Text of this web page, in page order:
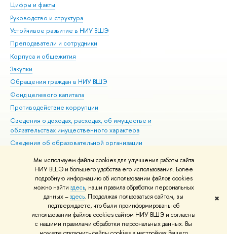
Мы используем файлы cookies для улучшения работы сайта
НИУ ВШЭ и большего удобства его использования. Более
подробную информацию об использовании файлов cookies
можно найти здесь, наши правила обработки персональных
данных –здесь. Продолжая пользоваться сайтом, вы
подтверждаете, что были проинформированы об
использовании файлов cookies сайтом НИУ ВШЭ и согласны
с нашими правилами обработки персональных данных. Вы
✖
Цифры и факты
Руководство и структура
Устойчивое развитие в НИУ ВШЭ
Преподаватели и сотрудники
Корпуса и общежития
Закупки
Обращения граждан в НИУ ВШЭ
Фонд целевого капитала
Противодействие коррупции
Сведения о доходах, расходах, об имуществе и
обязательствах имущественного характера
Сведения об образовательной организации
Людям с ограниченными возможностями здоровья
Единая платежная страница
Работа в Вышке
© НИУ ВШЭ 1993–2026 Адреса и контакты Условия использования
материалов Политика конфиденциальности Карта сайта